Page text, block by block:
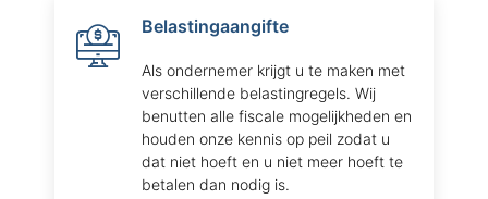
Belastingaangifte
Als ondernemer krijgt u te maken met
verschillende belastingregels. Wij
benutten alle fiscale mogelijkheden en
houden onze kennis op peil zodat u
dat niet hoeft en u niet meer hoeft te
betalen dan nodig is.